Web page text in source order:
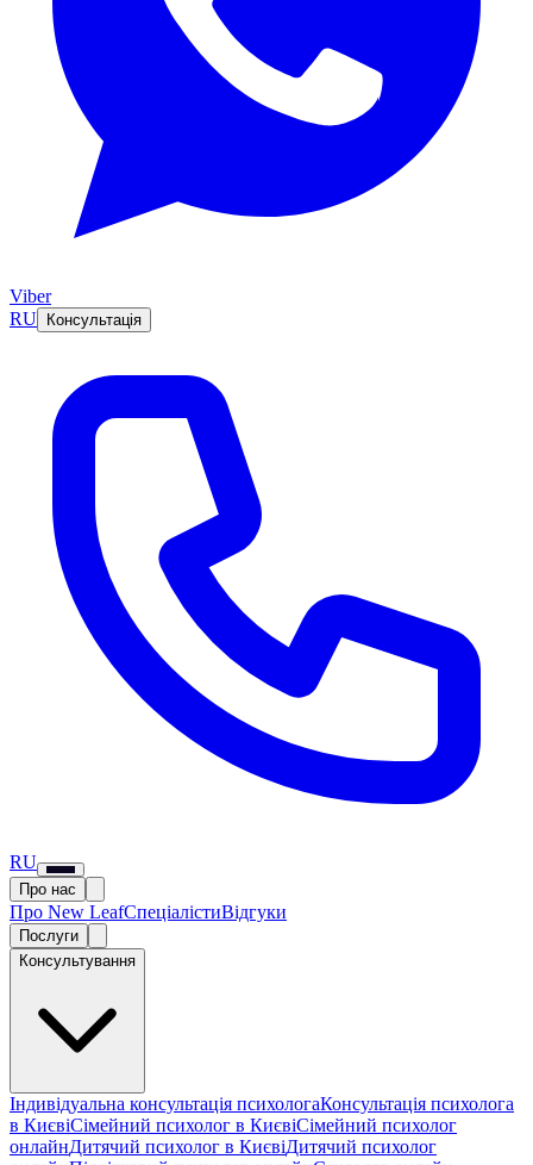
Viber
RU
Консультація
RU
Про нас
Про New LeafСпеціалістиВідгуки
Послуги
Консультування
Індивідуальна консультація психологаКонсультація психолога
в КиєвіСімейний психолог в КиєвіСімейний психолог
онлайнДитячий психолог в КиєвіДитячий психолог